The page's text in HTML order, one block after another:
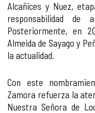
Alcañices y Nuez,
responsabilidad
Posteriormente, en
Almeida de Sayago y
la actualidad.
Con este
Zamora refuerza la
Nuestra Señora de